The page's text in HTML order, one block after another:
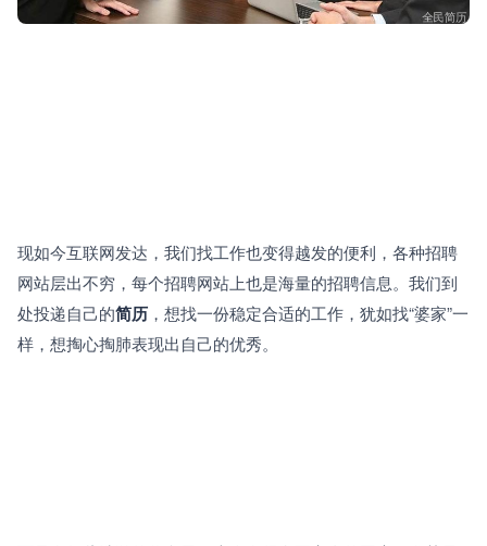
现如今互联网发达，我们找工作也变得越发的便利，各种招聘
网站层出不穷，每个招聘网站上也是海量的招聘信息。我们到
处投递自己的简历 ，想找一份稳定合适的工作，犹如找“婆家”一
样，想掏心掏肺表现出自己的优秀。